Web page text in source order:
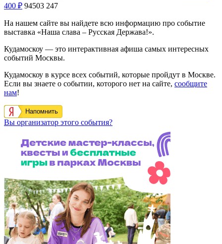
400 ₽ 94503 247
На нашем сайте вы найдете всю информацию про событие
выставка «Наша слава – Русская Держава!».
Кудамоскоу — это интерактивная афиша самых интересных
событий Москвы.
Кудамоскоу в курсе всех событий, которые пройдут в Москве.
Если вы знаете о событии, которого нет на сайте, сообщите
нам!
Напомнить
Вы организатор этого события?